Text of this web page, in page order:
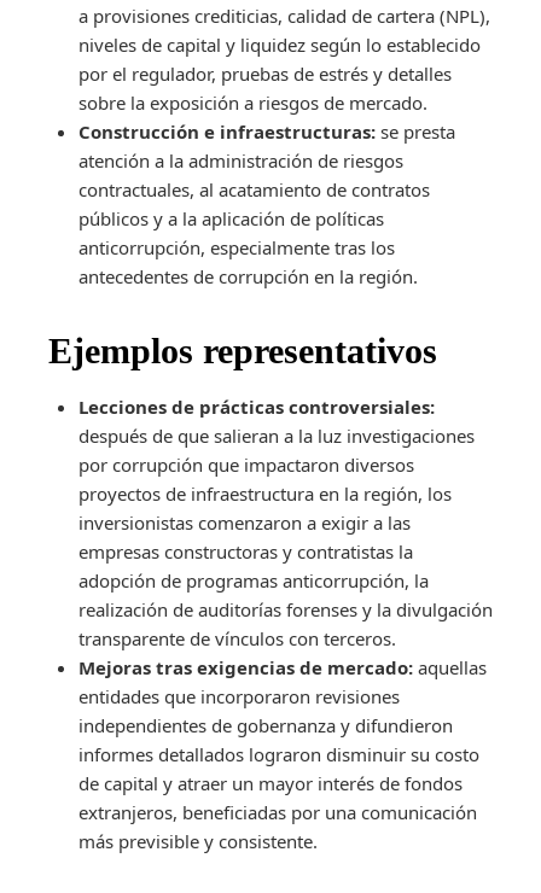
a provisiones crediticias, calidad de cartera (NPL),
niveles de capital y liquidez según lo establecido
por el regulador, pruebas de estrés y detalles
sobre la exposición a riesgos de mercado.
Construcción e infraestructuras: se presta
atención a la administración de riesgos
contractuales, al acatamiento de contratos
públicos y a la aplicación de políticas
anticorrupción, especialmente tras los
antecedentes de corrupción en la región.
Ejemplos representativos
Lecciones de prácticas controversiales:
después de que salieran a la luz investigaciones
por corrupción que impactaron diversos
proyectos de infraestructura en la región, los
inversionistas comenzaron a exigir a las
empresas constructoras y contratistas la
adopción de programas anticorrupción, la
realización de auditorías forenses y la divulgación
transparente de vínculos con terceros.
Mejoras tras exigencias de mercado: aquellas
entidades que incorporaron revisiones
independientes de gobernanza y difundieron
informes detallados lograron disminuir su costo
de capital y atraer un mayor interés de fondos
extranjeros, beneficiadas por una comunicación
más previsible y consistente.